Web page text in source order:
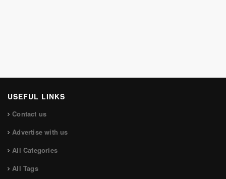
USEFUL LINKS
Contact us
Advertise with us
All Categories
All Tags